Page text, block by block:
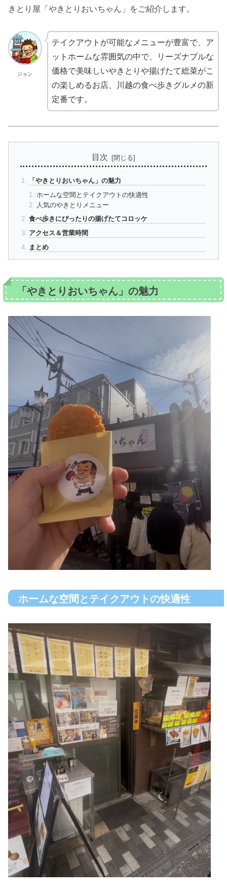
きとり屋「やきとりおいちゃん」をご紹介します。
ジョン
テイクアウトが可能なメニューが豊富で、ア
ットホームな雰囲気の中で、リーズナブルな
価格で美味しいやきとりや揚げたて総菜がこ
の楽しめるお店、川越の食べ歩きグルメの新
定番です。
目次
「やきとりおいちゃん」の魅力
ホームな空間とテイクアウトの快適性
人気のやきとりメニュー
食べ歩きにぴったりの揚げたてコロッケ
アクセス＆営業時間
まとめ
「やきとりおいちゃん」の魅力
ホームな空間とテイクアウトの快適性